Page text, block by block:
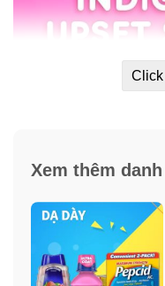
Giúp chống lại 5
buồn nôn, ợ nóng, khó
Pepto Bismol được
Click
Xem thêm